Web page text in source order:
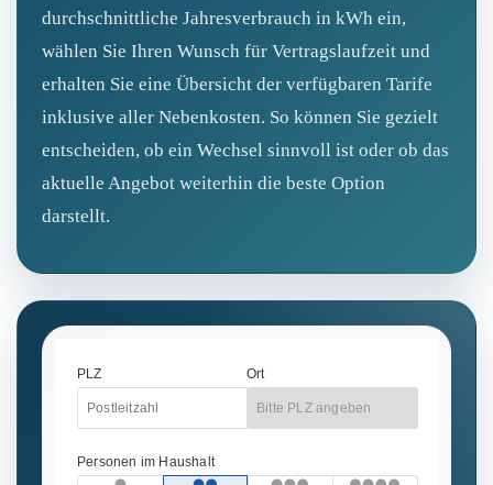
durchschnittliche Jahresverbrauch in kWh ein,
wählen Sie Ihren Wunsch für Vertragslaufzeit und
erhalten Sie eine Übersicht der verfügbaren Tarife
inklusive aller Nebenkosten. So können Sie gezielt
entscheiden, ob ein Wechsel sinnvoll ist oder ob das
aktuelle Angebot weiterhin die beste Option
darstellt.